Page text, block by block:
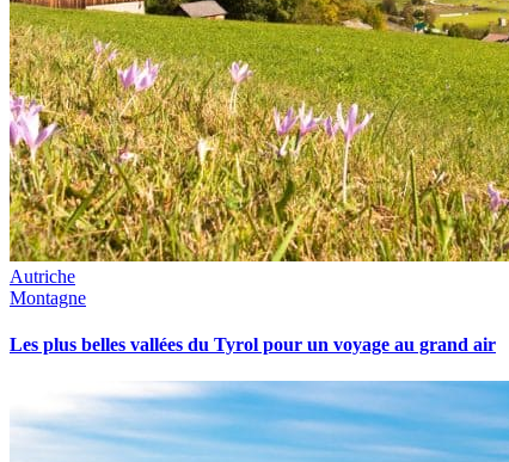
Autriche
Montagne
Les plus belles vallées du Tyrol pour un voyage au grand air